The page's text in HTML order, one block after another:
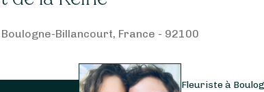
Boulogne-Billancourt, France - 92100
Fleuriste à